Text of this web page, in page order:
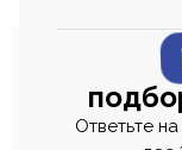
Ответьте